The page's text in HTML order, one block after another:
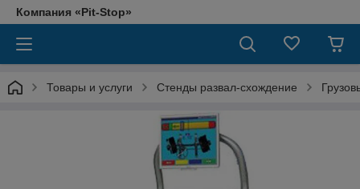
Компания «Pit-Stop»
Товары и услуги Стенды развал-схождение